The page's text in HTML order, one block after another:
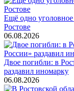
Ещё одно
Ростове
06.08.2026
Двое погибли: в
раздавил иномарку
06.08.2026